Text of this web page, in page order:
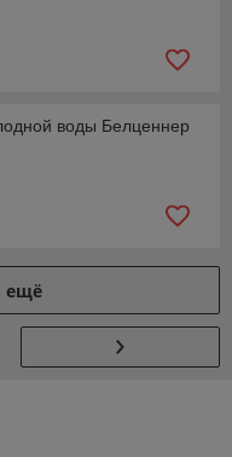
воды Белценнер
ещё